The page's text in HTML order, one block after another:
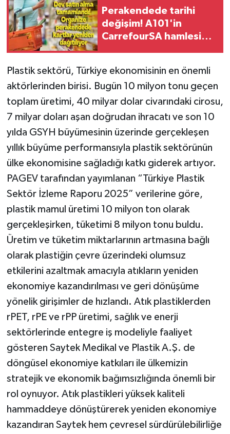
Perakendede tarihi
değişim! A101'in
CarrefourSA hamlesi
Plastik sektörü, Türkiye ekonomisinin en önemli
aktörlerinden birisi. Bugün 10 milyon tonu geçen
toplam üretimi, 40 milyar dolar civarındaki cirosu,
7 milyar doları aşan doğrudan ihracatı ve son 10
yılda GSYH büyümesinin üzerinde gerçekleşen
yıllık büyüme performansıyla plastik sektörünün
ülke ekonomisine sağladığı katkı giderek artıyor.
PAGEV tarafından yayımlanan “Türkiye Plastik
Sektör İzleme Raporu 2025” verilerine göre,
plastik mamul üretimi 10 milyon ton olarak
gerçekleşirken, tüketimi 8 milyon tonu buldu.
Üretim ve tüketim miktarlarının artmasına bağlı
olarak plastiğin çevre üzerindeki olumsuz
etkilerini azaltmak amacıyla atıkların yeniden
ekonomiye kazandırılması ve geri dönüşüme
yönelik girişimler de hızlandı. Atık plastiklerden
rPET, rPE ve rPP üretimi, sağlık ve enerji
sektörlerinde entegre iş modeliyle faaliyet
gösteren Saytek Medikal ve Plastik A.Ş. de
döngüsel ekonomiye katkıları ile ülkemizin
stratejik ve ekonomik bağımsızlığında önemli bir
rol oynuyor. Atık plastikleri yüksek kaliteli
hammaddeye dönüştürerek yeniden ekonomiye
kazandıran Saytek hem çevresel sürdürülebilirliğe